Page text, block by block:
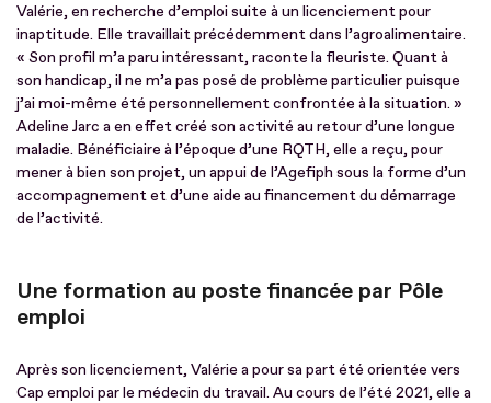
Valérie, en recherche d’emploi suite à un licenciement pour
inaptitude. Elle travaillait précédemment dans l’agroalimentaire.
« Son profil m’a paru intéressant, raconte la fleuriste. Quant à
son handicap, il ne m’a pas posé de problème particulier puisque
j’ai moi-même été personnellement confrontée à la situation. »
Adeline Jarc a en effet créé son activité au retour d’une longue
maladie. Bénéficiaire à l’époque d’une RQTH, elle a reçu, pour
mener à bien son projet, un appui de l’Agefiph sous la forme d’un
accompagnement et d’une aide au financement du démarrage
de l’activité.
Une formation au poste financée par Pôle
emploi
Après son licenciement, Valérie a pour sa part été orientée vers
Cap emploi par le médecin du travail. Au cours de l’été 2021, elle a